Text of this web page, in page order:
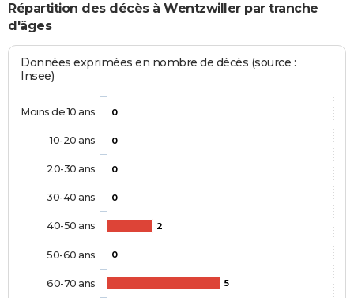
Répartition des décès à Wentzwiller par tranche
d'âges
Données exprimées en nombre de décès (source :
Insee)
0
0
0
0
2
0
5
Moins de 10 ans
10-20 ans
20-30 ans
30-40 ans
40-50 ans
50-60 ans
60-70 ans